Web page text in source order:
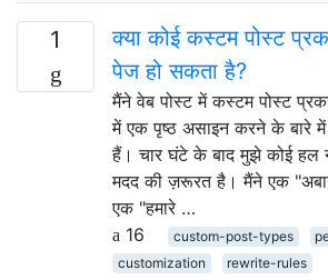
1
क्या कोई कस्टम पोस्ट
पेज हो सकता है?
मैंने वेब पोस्ट में कस्टम पोस्ट
में एक पृष्ठ असाइन करने के बारे में
हैं। चार घंटे के बाद मुझे कोई हल
मदद की ज़रूरत है। मैंने एक
एक "हमारे …
16
custom-post-types
customization
rewrite-rules